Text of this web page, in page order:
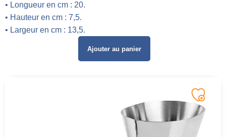
• Longueur en cm : 20.
• Hauteur en cm : 7,5.
• Largeur en cm : 13,5.
Ajouter au panier